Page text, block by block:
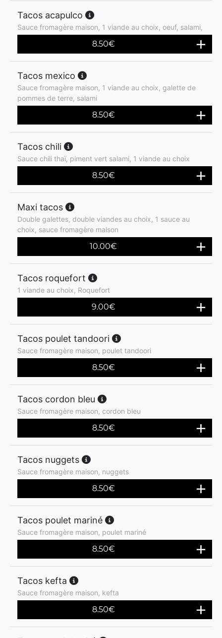
Tacos acapulco
Sauce fromagère maison, 1 viande au choix, oeuf, salami,
8.50€
Tacos mexico
Sauce fromagère maison, 1 viande au choix, galette de
pommes de terre, salami
8.50€
Tacos chili
Sauce chili thaï, piment vert salami, 1 viande au choix
8.50€
Maxi tacos
Double galettes, double viandes au choix, 1 sauce au
choix, sauce fromagère maison
10.00€
Tacos roquefort
1 viande au choix, Roquefort
9.00€
Tacos poulet tandoori
Sauce fromagère maison, poulet tandoori
8.50€
Tacos cordon bleu
Sauce fromagère maison, cordon bleu
8.50€
Tacos nuggets
Sauce fromagère maison, nuggets
8.50€
Tacos poulet mariné
Sauce fromagère maison, poulet mariné
8.50€
Tacos kefta
Sauce fromagère maison, kefta
8.50€